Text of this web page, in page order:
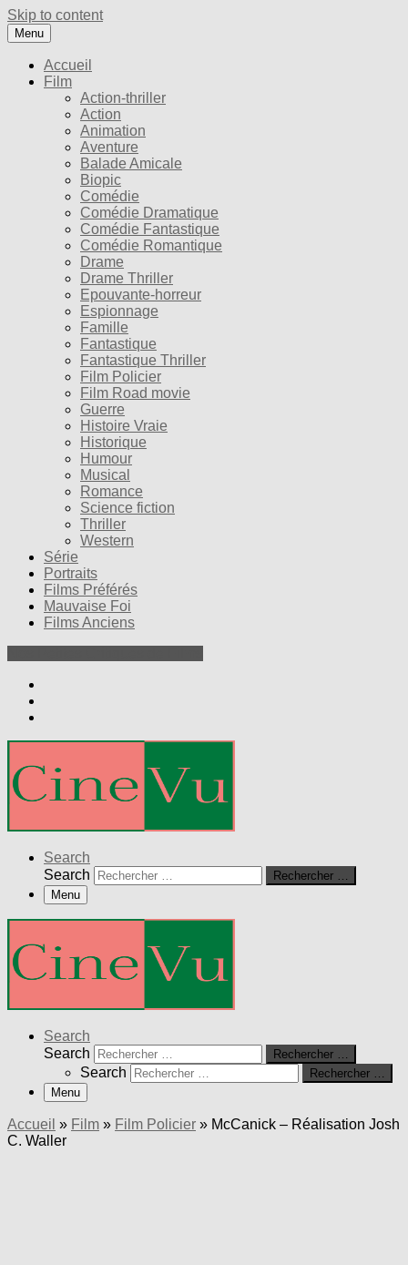
Skip to content
Menu
Accueil
Film
Action-thriller
Action
Animation
Aventure
Balade Amicale
Biopic
Comédie
Comédie Dramatique
Comédie Fantastique
Comédie Romantique
Drame
Drame Thriller
Epouvante-horreur
Espionnage
Famille
Fantastique
Fantastique Thriller
Film Policier
Film Road movie
Guerre
Histoire Vraie
Historique
Humour
Musical
Romance
Science fiction
Thriller
Western
Série
Portraits
Films Préférés
Mauvaise Foi
Films Anciens
Search
Search
Rechercher …
Menu
Search
Search
Rechercher …
Search
Rechercher …
Menu
Accueil » Film » Film Policier » McCanick – Réalisation Josh
C. Waller